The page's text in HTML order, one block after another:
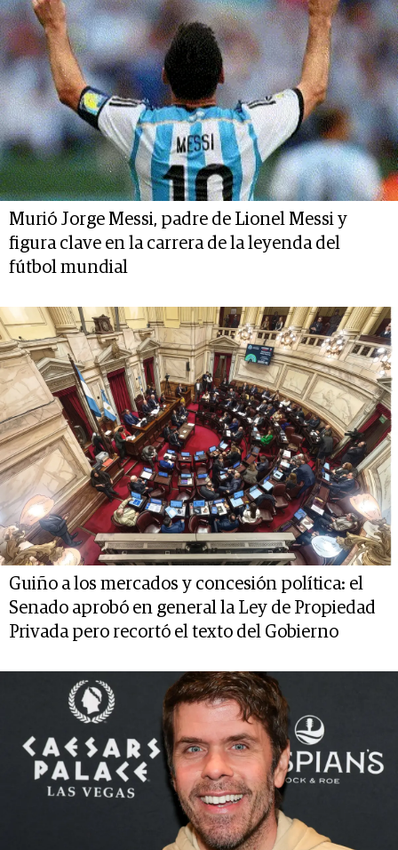
Murió Jorge Messi, padre de Lionel Messi y
figura clave en la carrera de la leyenda del
fútbol mundial
Guiño a los mercados y concesión política: el
Senado aprobó en general la Ley de Propiedad
Privada pero recortó el texto del Gobierno